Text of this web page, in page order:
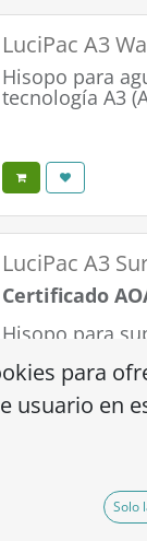
LuciPac A3
Hisopo para
tecnología A3
LuciPac A3
Certificado
Hisopo para
LuciPac A3
para
usuario en
Solo